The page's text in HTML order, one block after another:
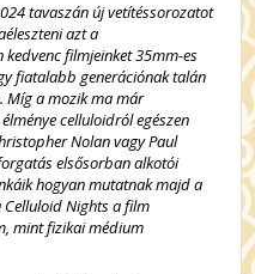
tavaszán új vetítéssorozatot
azt a
kedvenc filmjeinket 35mm-es
fiatalabb generációnak talán
Míg a mozik ma már
celluloidról egészen
Nolan vagy Paul
elsősorban alkotói
hogyan mutatnak majd a
Celluloid Nights a film
mint fizikai médium